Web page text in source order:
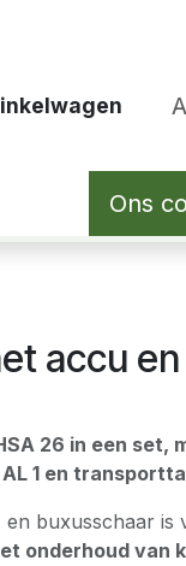
Ons
accu
26 in een set,
1 en
buxusschaar is
onderhoud van